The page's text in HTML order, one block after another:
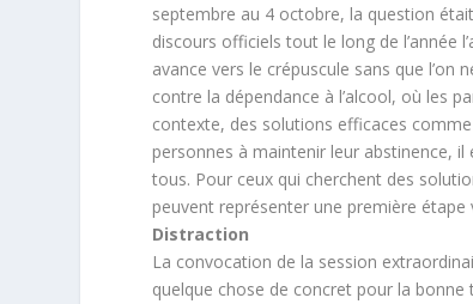
septembre au 4 octobre, la question
discours officiels tout le long de l’année
avance vers le crépuscule sans que
contre la dépendance à l’alcool, où les
contexte, des solutions efficaces
personnes à maintenir leur abstinence,
tous. Pour ceux qui cherchent des
peuvent représenter une première étape
Distraction
La convocation de la session
quelque chose de concret pour la